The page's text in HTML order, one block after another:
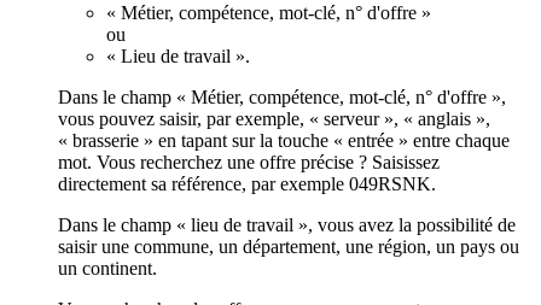
« Métier, compétence, mot-clé, n° d'offre »
ou
« Lieu de travail ».
Dans le champ « Métier, compétence, mot-clé, n° d'offre »,
vous pouvez saisir, par exemple, « serveur », « anglais »,
« brasserie » en tapant sur la touche « entrée » entre chaque
mot. Vous recherchez une offre précise ? Saisissez
directement sa référence, par exemple 049RSNK.
Dans le champ « lieu de travail », vous avez la possibilité de
saisir une commune, un département, une région, un pays ou
un continent.